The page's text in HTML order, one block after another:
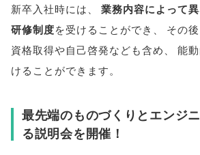
新卒入社時には
業務内容によって
研修制度を受けることができ
その
資格取得や自己啓発なども含め
能
けることができます。
最先端のものづくりとエンジ
る説明会を開催！